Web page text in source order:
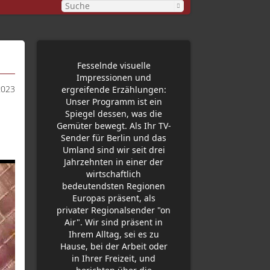
Fesselnde visuelle
Impressionen und
ergreifende Erzählungen:
Unser Programm ist ein
Spiegel dessen, was die
Gemüter bewegt. Als Ihr TV-
Sender für Berlin und das
Umland sind wir seit drei
Jahrzehnten in einer der
wirtschaftlich
bedeutendsten Regionen
Europas präsent, als
privater Regionalsender "on
Air". Wir sind präsent in
Ihrem Alltag, sei es zu
Hause, bei der Arbeit oder
in Ihrer Freizeit, und